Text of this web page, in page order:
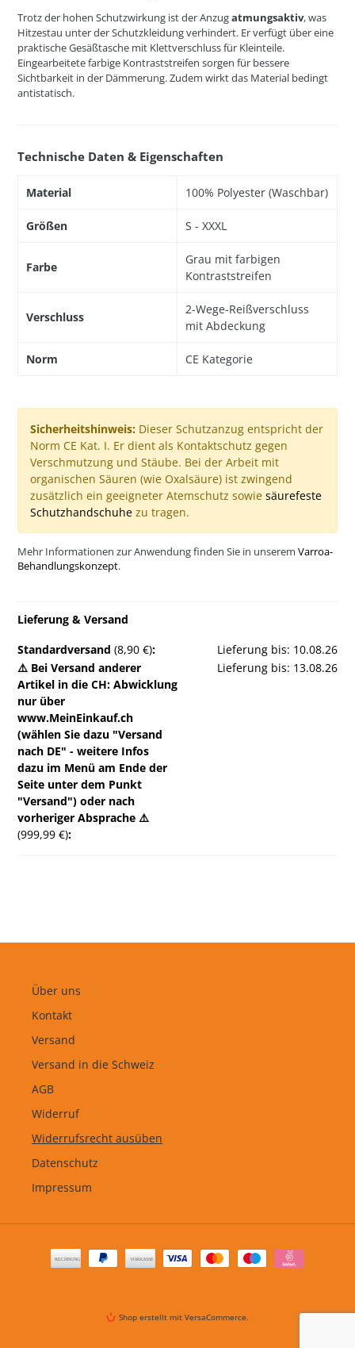
Trotz der hohen Schutzwirkung ist der Anzugatmungsaktiv, was
Hitzestau unter der Schutzkleidung verhindert. Er verfügt über eine
praktische Gesäßtasche mit Klettverschluss für Kleinteile.
Eingearbeitete farbige Kontraststreifen sorgen für bessere
Sichtbarkeit in der Dämmerung. Zudem wirkt das Material bedingt
antistatisch.
Technische Daten & Eigenschaften
Material 100% Polyester (Waschbar)
Größen S - XXXL
Farbe
Grau mit farbigen
Kontraststreifen
Verschluss
2-Wege-Reißverschluss
mit Abdeckung
Norm CE Kategorie
Sicherheitshinweis: Dieser Schutzanzug entspricht der
Norm CE Kat. I. Er dient als Kontaktschutz gegen
Verschmutzung und Stäube. Bei der Arbeit mit
organischen Säuren (wie Oxalsäure) ist zwingend
zusätzlich ein geeigneter Atemschutz sowie säurefeste
Schutzhandschuhe zu tragen.
Mehr Informationen zur Anwendung finden Sie in unserem Varroa-
Behandlungskonzept.
Lieferung & Versand
Standardversand (8,90 €):
Lieferung bis: 10.08.26
⚠️ Bei Versand anderer
Artikel in die CH: Abwicklung
nur über
www.MeinEinkauf.ch
(wählen Sie dazu "Versand
nach DE" - weitere Infos
dazu im Menü am Ende der
Seite unter dem Punkt
"Versand") oder nach
vorheriger Absprache ⚠️
(999,99 €):
Lieferung bis: 13.08.26
Über uns
Kontakt
Versand
Versand in die Schweiz
AGB
Widerruf
Widerrufsrecht ausüben
Datenschutz
Impressum
Zahlungsarten
Shop erstellt mit VersaCommerce.